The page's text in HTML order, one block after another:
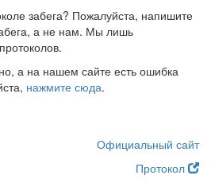
забега? Пожалуйста, напишите
а не нам. Мы лишь
а на нашем сайте есть ошибка
нажмите сюда.
Официальный сайт
Протокол